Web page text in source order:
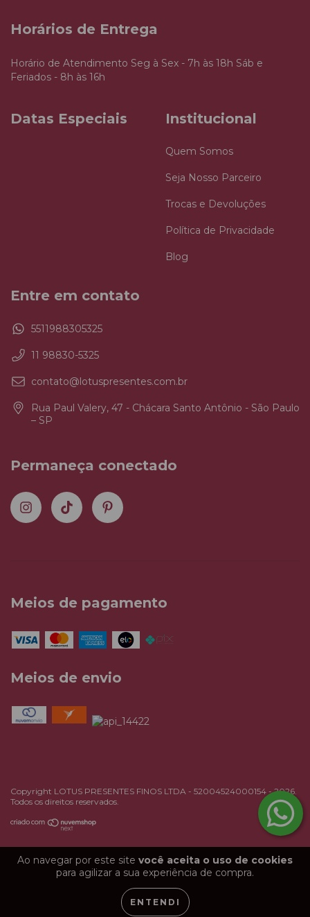
Ao navegar por este site você aceita o uso de cookies
para agilizar a sua experiência de compra.
ENTENDI
Horários de Entrega
Horário de Atendimento Seg à Sex - 7h às 18h Sáb e
Feriados - 8h às 16h
Datas Especiais Institucional
Quem Somos
Seja Nosso Parceiro
Trocas e Devoluções
Política de Privacidade
Blog
Entre em contato
5511988305325
11 98830-5325
contato@lotuspresentes.com.br
Rua Paul Valery, 47 - Chácara Santo Antônio - São Paulo
– SP
Permaneça conectado
Meios de pagamento
Meios de envio
Copyright LOTUS PRESENTES FINOS LTDA - 52004524000154 - 2026.
Todos os direitos reservados.